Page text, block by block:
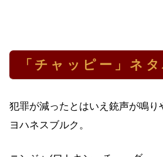
「チャッピー」ネ
犯罪が減ったとはいえ銃声が鳴り
ヨハネスブルク。